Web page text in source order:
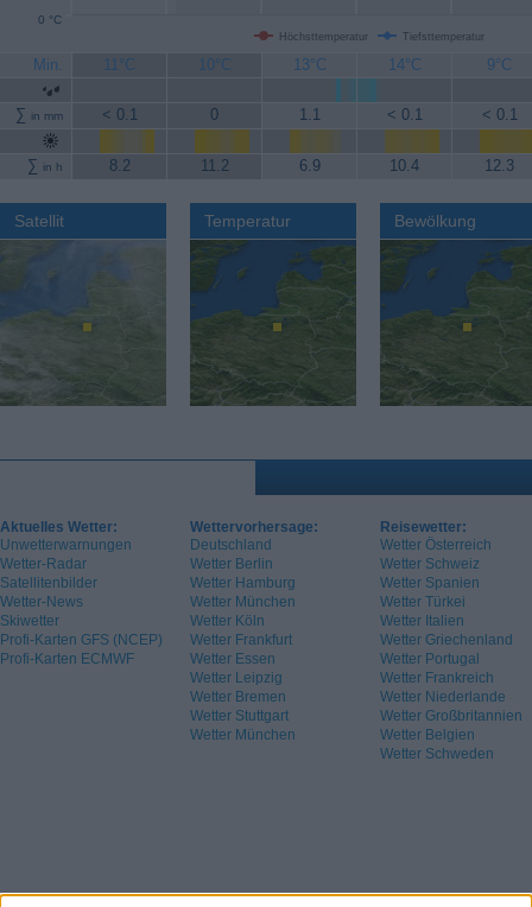
Höchsttemperatur Tiefsttemperatur
0 °C
Min. 11°C 10°C 13°C 14°C 9°C
∑ in mm < 0.1 0 1.1 < 0.1 < 0.1
∑ in h 8.2 11.2 6.9 10.4 12.3
Satellit Temperatur Bewölkung
Aktuelles Wetter:
Unwetterwarnungen
Wetter-Radar
Satellitenbilder
Wetter-News
Skiwetter
Profi-Karten GFS (NCEP)
Profi-Karten ECMWF
Wettervorhersage:
Deutschland
Wetter Berlin
Wetter Hamburg
Wetter München
Wetter Köln
Wetter Frankfurt
Wetter Essen
Wetter Leipzig
Wetter Bremen
Wetter Stuttgart
Wetter München
Reisewetter:
Wetter Österreich
Wetter Schweiz
Wetter Spanien
Wetter Türkei
Wetter Italien
Wetter Griechenland
Wetter Portugal
Wetter Frankreich
Wetter Niederlande
Wetter Großbritannien
Wetter Belgien
Wetter Schweden